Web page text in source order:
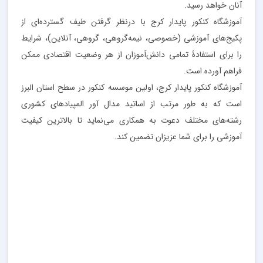
آنان خواهد رسید.
آموزشگاه کنکور پایدار کرج با درنظر گرفتن طیف گسترده‌ای از
پکیج‌های آموزشی (خصوصی، نیمه‌گروهی، گروهی، آنلاین)، شرایط
را برای استفادۀ تمامی دانش‌آموزان از هر وضعیت اقتصادی ممکن
فراهم آورده است.
آموزشگاه کنکور پایدار کرج، اولین موسسه کنکور در سطح استان البرز
است که به طور مرتب از اساتید مدال آور المپیادهای کشوری
رشته‌های مختلف دعوت به همکاری می‌نماید تا بالاترین کیفیت
آموزشی را برای شما عزیزان تضمین کند.